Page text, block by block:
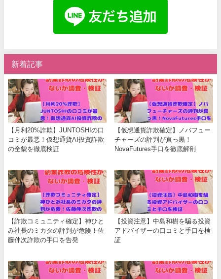
新着記事
【月利20%詐欺】JUNTOSHIの口
コミが最悪！仮想通貨AI投資詐欺
の全貌を徹底検証
【仮想通貨詐欺確定】ノバフュー
チャーズの評判が真っ黒！
NovaFutures手口を徹底解剖
【詐欺コミュニティ確定】神ひと
み社長のミカタの評判が危険！佐
藤伸次詐欺の手口を告発
【投資注意】中島和樹を騙る投資
アドバイザーの口コミと手口を検
証